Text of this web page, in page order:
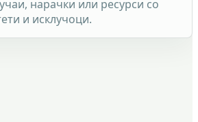
нарачки или ресурси со
и исклучоци.